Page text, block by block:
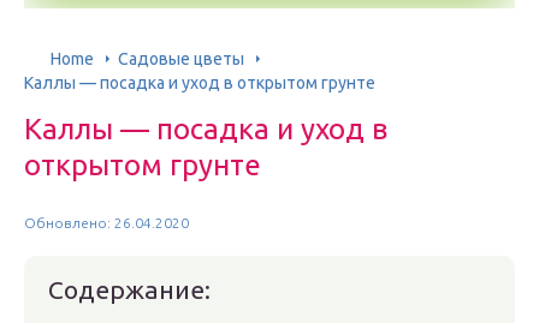
Home
Садовые цветы
Каллы — посадка и уход в открытом грунте
Каллы — посадка и уход в
открытом грунте
Обновлено: 26.04.2020
Содержание: